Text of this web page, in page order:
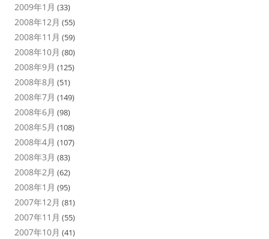
2009年1月 (33)
2008年12月 (55)
2008年11月 (59)
2008年10月 (80)
2008年9月 (125)
2008年8月 (51)
2008年7月 (149)
2008年6月 (98)
2008年5月 (108)
2008年4月 (107)
2008年3月 (83)
2008年2月 (62)
2008年1月 (95)
2007年12月 (81)
2007年11月 (55)
2007年10月 (41)